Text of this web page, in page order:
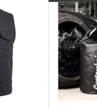
el estado de stock se
porque necesitas